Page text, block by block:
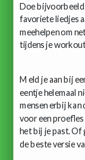
Doe
favoriete liedjes
meehelpen om
tijdens je
Meld je aan bij
eentje helemaal
mensen erbij kan
voor een
het bij je past. Of
de beste versie